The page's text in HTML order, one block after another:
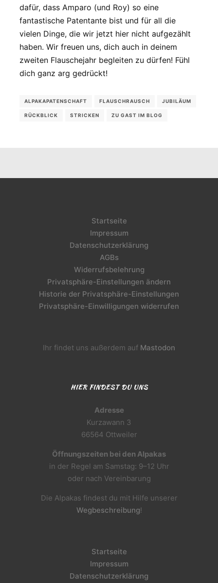
dafür, dass Amparo (und Roy) so eine
fantastische Patentante bist und für all die
vielen Dinge, die wir jetzt hier nicht aufgezählt
haben. Wir freuen uns, dich auch in deinem
zweiten Flauschejahr begleiten zu dürfen! Fühl
dich ganz arg gedrückt!
ALPAKAPATENSCHAFT FLAUSCHRAUSCH JUBILÄUM
RÜCKBLICK STRICKEN ZU GAST IM BLOG
Startseite
Impressum
Datenschutzerklärung
AGBs
Widerrufsbelehrung
Privatsphäre-Einstellungen ändern
Historie der Privatsphäre-Einstellungen
Privatsphäre-Einwilligungen widerrufen
Ihr findet uns außerdem auf Mastodon
HIER FINDEST DU UNS
Adresse
Kurzawann 3
66564 Ottweiler
Öffnungszeiten bei den Alpakas
in der Regel am Samstag: 9–12 Uhr
oder nach Vereinbarung
Die Alpakas findest du mit Hilfe unserer
Wegbeschreibung!
Startseite
Impressum
Datenschutzerklärung